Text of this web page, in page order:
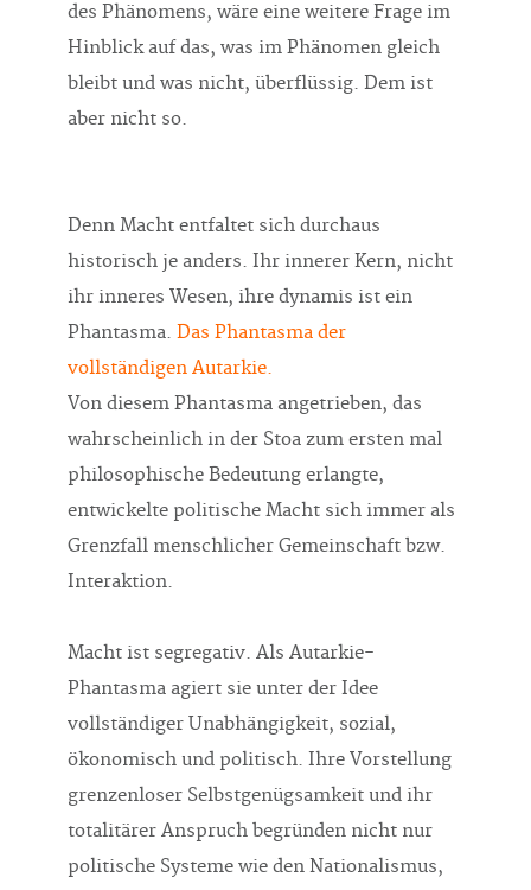
des Phänomens, wäre eine weitere Frage im
Hinblick auf das, was im Phänomen gleich
bleibt und was nicht, überflüssig. Dem ist
aber nicht so.
Denn Macht entfaltet sich durchaus
historisch je anders. Ihr innerer Kern, nicht
ihr inneres Wesen, ihre dynamis ist ein
Phantasma.Das Phantasma der
vollständigen Autarkie.
Von diesem Phantasma angetrieben, das
wahrscheinlich in der Stoa zum ersten mal
philosophische Bedeutung erlangte,
entwickelte politische Macht sich immer als
Grenzfall menschlicher Gemeinschaft bzw.
Interaktion.
Macht ist segregativ. Als Autarkie-
Phantasma agiert sie unter der Idee
vollständiger Unabhängigkeit, sozial,
ökonomisch und politisch. Ihre Vorstellung
grenzenloser Selbstgenügsamkeit und ihr
totalitärer Anspruch begründen nicht nur
politische Systeme wie den Nationalismus,